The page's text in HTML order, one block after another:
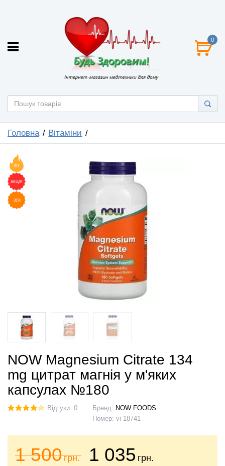
0
Головна Вітаміни
ХІТ
АКЦІЯ
-31%
NOW Magnesium Citrate 134
mg цитрат магнія у м'яких
капсулах №180
Відгуки: 0 Бренд: NOW FOODS
Номер: vi-18741
1 500грн. 1 035 грн.